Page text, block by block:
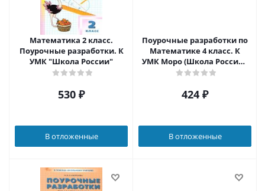
Математика 2 класс.
Поурочные разработки. К
УМК "Школа России"
530 ₽
В отложенные
Поурочные разработки по
Математике 4 класс. К
УМК Моро (Школа России).
ФГОС
424 ₽
В отложенные